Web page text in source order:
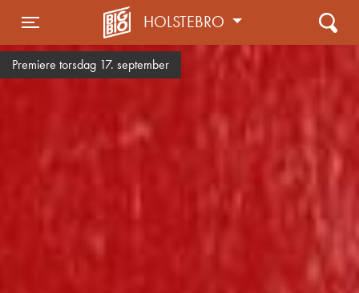
Toggle navigation
HOLSTEBRO
Premiere torsdag 17. september